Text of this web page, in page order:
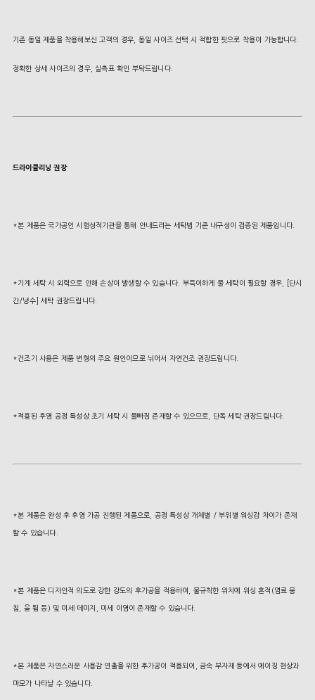
기존 동일 제품을 착용해보신 고객의 경우, 동일 사이즈 선택 시 적합한 핏으로 착용이 가능합니다.
정확한 상세 사이즈의 경우, 실측표 확인 부탁드립니다.
드라이클리닝 권장
*본 제품은 국가공인 시험성적기관을 통해 안내드리는 세탁법 기준 내구성이 검증된 제품입니다.
*기계 세탁 시 외력으로 인해 손상이 발생할 수 있습니다. 부득이하게 물 세탁이 필요할 경우, [단시
간/냉수] 세탁 권장드립니다.
*건조기 사용은 제품 변형의 주요 원인이므로 뉘어서 자연건조 권장드립니다.
*적용된 후염 공정 특성상 초기 세탁 시 물빠짐 존재할 수 있으므로, 단독 세탁 권장드립니다.
*본 제품은 완성 후 후염 가공 진행된 제품으로, 공정 특성상 개체별 / 부위별 워싱감 차이가 존재
할 수 있습니다.
*본 제품은 디자인적 의도로 강한 강도의 후가공을 적용하여, 불규칙한 위치에 워싱 흔적(염료 뭉
침, 올 튐 등) 및 미세 데미지, 미세 이염이 존재할 수 있습니다.
*본 제품은 자연스러운 사용감 연출을 위한 후가공이 적용되어, 금속 부자재 등에서 에이징 현상과
마모가 나타날 수 있습니다.